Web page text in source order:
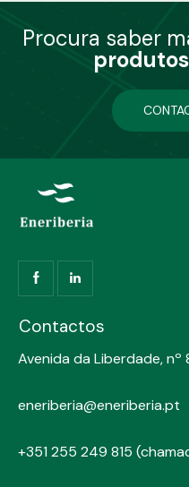
Procura saber
Contactos
Avenida da Liberdade, nº
eneriberia@eneriberia.pt
+351 255 249 815